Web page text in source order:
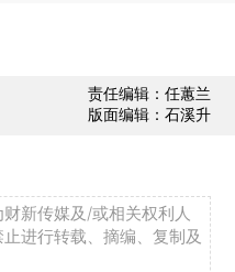
责任编辑：任蕙兰
版面编辑：石溪升
新传媒及/或相关权利人
进行转载、摘编、复制及